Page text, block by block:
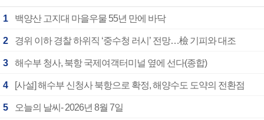
1 백양산 고지대 마을우물 55년 만에 바닥
2 경위 이하 경찰 하위직 ‘중수청 러시’ 전망…檢 기피와 대조
3 해수부 청사, 북항 국제여객터미널 옆에 선다(종합)
4 [사설] 해수부 신청사 북항으로 확정, 해양수도 도약의 전환점
5 오늘의 날씨- 2026년 8월 7일